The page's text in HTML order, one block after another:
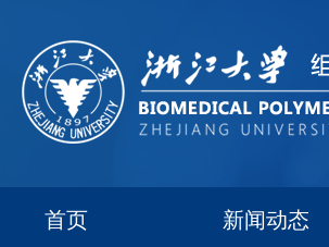
首页 新闻动态